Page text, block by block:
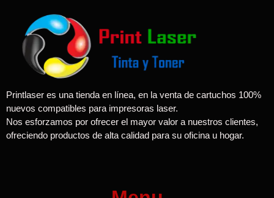
Printlaser es una tienda en línea, en la venta de cartuchos 100%
nuevos compatibles para impresoras laser.
Nos esforzamos por ofrecer el mayor valor a nuestros clientes,
ofreciendo productos de alta calidad para su oficina u hogar.